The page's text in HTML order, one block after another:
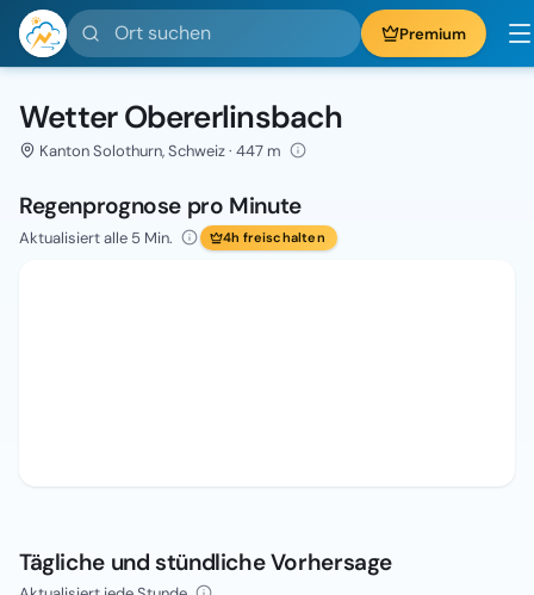
Ort suchen Premium
Wetter Obererlinsbach
Kanton Solothurn, Schweiz · 447 m
Regenprognose pro Minute
Aktualisiert alle 5 Min. 4h freischalten
Tägliche und stündliche Vorhersage